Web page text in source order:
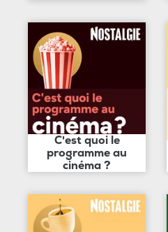
C'est quoi le
programme au
cinéma ?